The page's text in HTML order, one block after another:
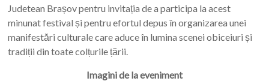
Judetean Brașov pentru invitația de a participa la acest
minunat festival și pentru efortul depus în organizarea unei
manifestări culturale care aduce în lumina scenei obiceiuri și
tradiții din toate colțurile țării.
Imagini de la eveniment